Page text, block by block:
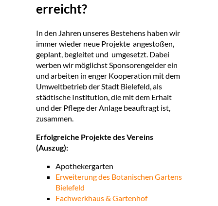
erreicht?
In den Jahren unseres Bestehens haben wir
immer wieder neue Projekte angestoßen,
geplant, begleitet und umgesetzt. Dabei
werben wir möglichst Sponsorengelder ein
und arbeiten in enger Kooperation mit dem
Umweltbetrieb der Stadt Bielefeld, als
städtische Institution, die mit dem Erhalt
und der Pflege der Anlage beauftragt ist,
zusammen.
Erfolgreiche Projekte des Vereins
(Auszug):
Apothekergarten
Erweiterung des Botanischen Gartens
Bielefeld
Fachwerkhaus & Gartenhof